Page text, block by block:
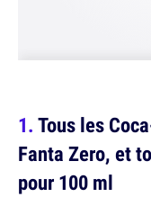
Tous les
Fanta Zero, et
pour 100 ml